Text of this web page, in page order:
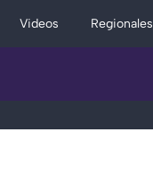
Videos Regionales